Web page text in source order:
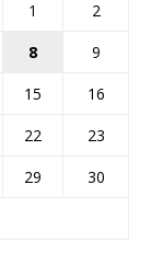
1
2
8
9
15
16
22
23
29
30